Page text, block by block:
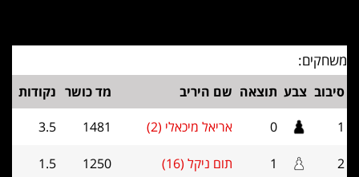
משחקים:
סיבוב צבע תוצאה שם היריב מד כושר נקודות
1
0 אריאל מיכאלי (2) 1481
3.5
2
1 תום ניקל (16) 1250
1.5